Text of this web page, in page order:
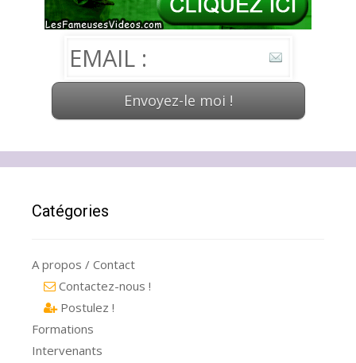
Catégories
A propos / Contact
Contactez-nous !
Postulez !
Formations
Intervenants